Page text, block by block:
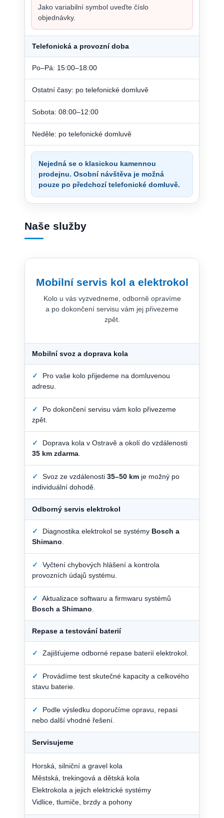
Jako variabilní symbol uveďte číslo
objednávky.
Telefonická a provozní doba
Po–Pá: 15:00–18:00
Ostatní časy: po telefonické domluvě
Sobota: 08:00–12:00
Neděle: po telefonické domluvě
Nejedná se o klasickou kamennou
prodejnu. Osobní návštěva je možná
pouze po předchozí telefonické domluvě.
Naše služby
Mobilní servis kol a elektrokol
Kolo u vás vyzvedneme, odborně opravíme
a po dokončení servisu vám jej přivezeme
zpět.
Mobilní svoz a doprava kola
✓
Pro vaše kolo přijedeme na domluvenou
adresu.
✓
Po dokončení servisu vám kolo přivezeme
zpět.
✓
Doprava kola v Ostravě a okolí do vzdálenosti
35 km zdarma
✓ Svoz ze vzdálenosti 35–50 km je možný po
individuální dohodě.
Odborný servis elektrokol
✓ Diagnostika elektrokol se systémy Bosch a
Shimano
✓
Vyčtení chybových hlášení a kontrola
provozních údajů systému.
✓
Aktualizace softwaru a firmwaru systémů
Bosch a Shimano
Repase a testování baterií
✓ Zajišťujeme odborné repase baterií elektrokol.
✓
Provádíme test skutečné kapacity a celkového
stavu baterie.
✓
Podle výsledku doporučíme opravu, repasi
nebo další vhodné řešení.
Servisujeme
Horská, silniční a gravel kola
Městská, trekingová a dětská kola
Elektrokola a jejich elektrické systémy
Vidlice, tlumiče, brzdy a pohony